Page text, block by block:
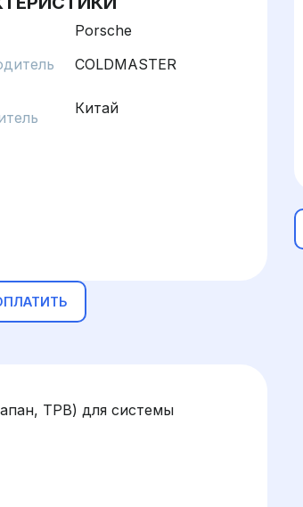
Porsche
COLDMASTER
Китай
ТРВ) для системы